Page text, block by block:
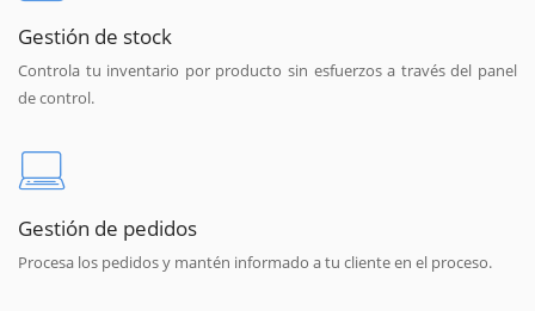
Gestión de stock
Controla tu inventario por producto sin esfuerzos a través del panel
de control.
Gestión de pedidos
Procesa los pedidos y mantén informado a tu cliente en el proceso.